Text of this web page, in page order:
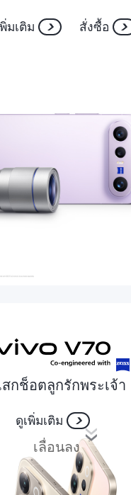
เลื่อนลง
มเติม สั่งซื้อ
สกช็อตลูกรักพระเจ้า
ดูเพิ่มเติม